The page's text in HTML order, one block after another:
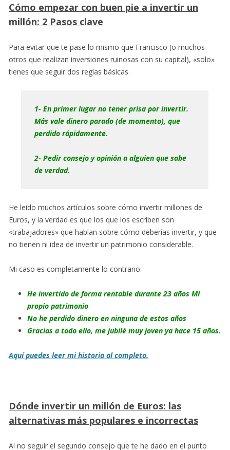
Cómo empezar con buen pie a invertir un
millón: 2 Pasos clave
Para evitar que te pase lo mismo que Francisco (o muchos
otros que realizan inversiones ruinosas con su capital), «solo»
tienes que seguir dos reglas básicas.
1- En primer lugar no tener prisa por invertir.
Más vale dinero parado (de momento), que
perdido rápidamente.
2- Pedir consejo y opinión a alguien que sabe
de verdad.
He leído muchos artículos sobre cómo invertir millones de
Euros, y la verdad es que los que los escriben son
«trabajadores» que hablan sobre cómo deberías invertir, y que
no tienen ni idea de invertir un patrimonio considerable.
Mi caso es completamente lo contrario:
He invertido de forma rentable durante 23 años MI
propio patrimonio
No he perdido dinero en ninguna de estos años
Gracias a todo ello, me jubilé muy joven ya hace 15 años.
Aquí puedes leer mi historia al completo.
Dónde invertir un millón de Euros: las
alternativas más populares e incorrectas
Al no seguir el segundo consejo que te he dado en el punto